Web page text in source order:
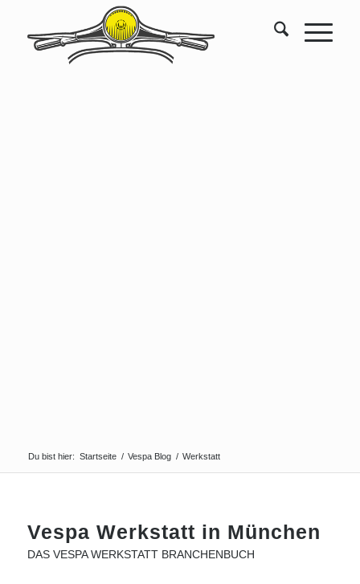
Du bist hier: Startseite / Vespa Blog / Werkstatt
Vespa Werkstatt in München
DAS VESPA WERKSTATT BRANCHENBUCH